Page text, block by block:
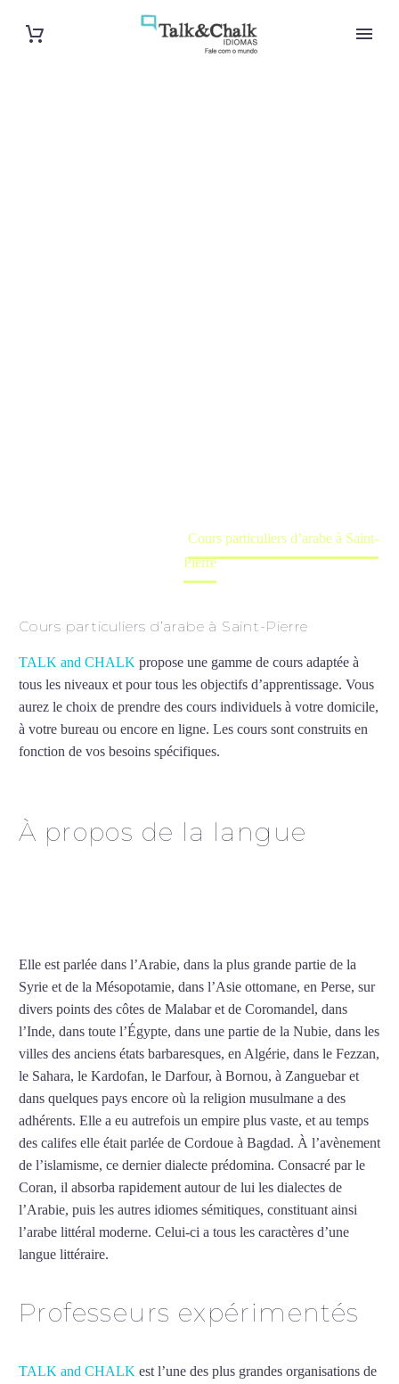
Cours particuliers d’arabe à Saint-
Pierre
Cours particuliers d’arabe à Saint-Pierre
TALK and CHALK propose une gamme de cours adaptée à
tous les niveaux et pour tous les objectifs d’apprentissage. Vous
aurez le choix de prendre des cours individuels à votre domicile,
à votre bureau ou encore en ligne. Les cours sont construits en
fonction de vos besoins spécifiques.
À propos de la langue
Elle est parlée dans l’Arabie, dans la plus grande partie de la
Syrie et de la Mésopotamie, dans l’Asie ottomane, en Perse, sur
divers points des côtes de Malabar et de Coromandel, dans
l’Inde, dans toute l’Égypte, dans une partie de la Nubie, dans les
villes des anciens états barbaresques, en Algérie, dans le Fezzan,
le Sahara, le Kardofan, le Darfour, à Bornou, à Zanguebar et
dans quelques pays encore où la religion musulmane a des
adhérents. Elle a eu autrefois un empire plus vaste, et au temps
des califes elle était parlée de Cordoue à Bagdad. À l’avènement
de l’islamisme, ce dernier dialecte prédomina. Consacré par le
Coran, il absorba rapidement autour de lui les dialectes de
l’Arabie, puis les autres idiomes sémitiques, constituant ainsi
l’arabe littéral moderne. Celui-ci a tous les caractères d’une
langue littéraire.
Professeurs expérimentés
TALK and CHALK est l’une des plus grandes organisations de